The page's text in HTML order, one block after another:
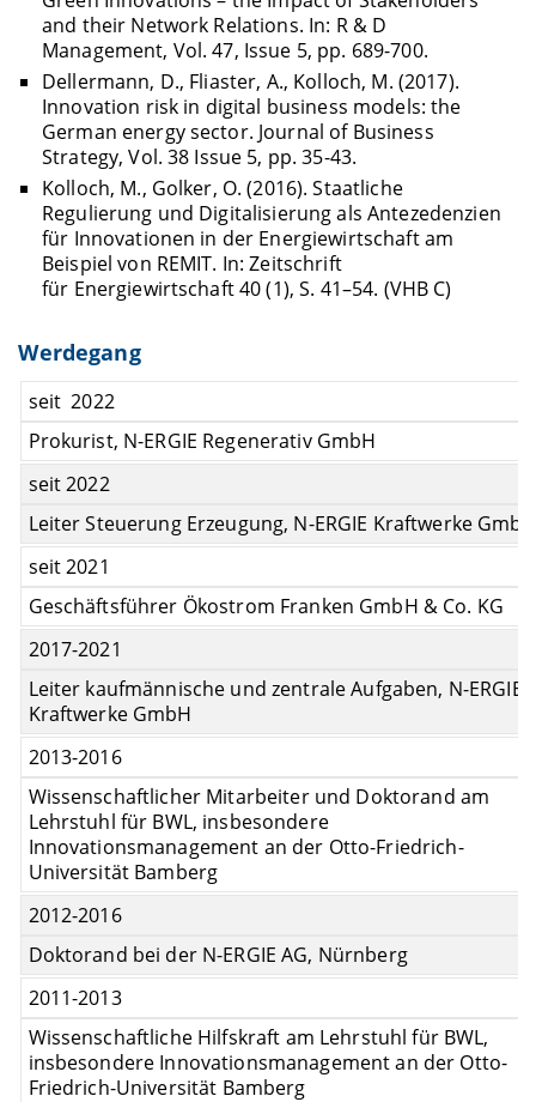
and their Network Relations. In: R & D
Management, Vol. 47, Issue 5, pp. 689-700.
Dellermann, D., Fliaster, A., Kolloch, M. (2017).
Innovation risk in digital business models: the
German energy sector. Journal of Business
Strategy, Vol. 38 Issue 5, pp. 35-43.
Kolloch, M., Golker, O. (2016). Staatliche
Regulierung und Digitalisierung als Antezedenzien
für Innovationen in der Energiewirtschaft am
Beispiel von REMIT. In: Zeitschrift
für Energiewirtschaft 40 (1), S. 41–54. (VHB C)
Werdegang
seit 2022
Prokurist, N-ERGIE Regenerativ GmbH
seit 2022
Leiter Steuerung Erzeugung, N-ERGIE Kraftwerke GmbH
seit 2021
Geschäftsführer Ökostrom Franken GmbH & Co. KG
2017-2021
Leiter kaufmännische und zentrale Aufgaben, N-ERGIE
Kraftwerke GmbH
2013-2016
Wissenschaftlicher Mitarbeiter und Doktorand am
Lehrstuhl für BWL, insbesondere
Innovationsmanagement an der Otto-Friedrich-
Universität Bamberg
2012-2016
Doktorand bei der N-ERGIE AG, Nürnberg
2011-2013
Wissenschaftliche Hilfskraft am Lehrstuhl für BWL,
insbesondere Innovationsmanagement an der Otto-
Friedrich-Universität Bamberg